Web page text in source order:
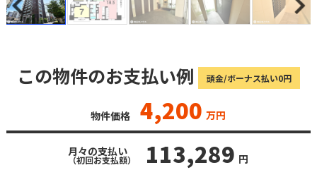
この物件のお支払い例 頭金/ボーナス払い0円
物件価格 4,200 万円
月々の支払い
（初回お支払額） 113,289 円